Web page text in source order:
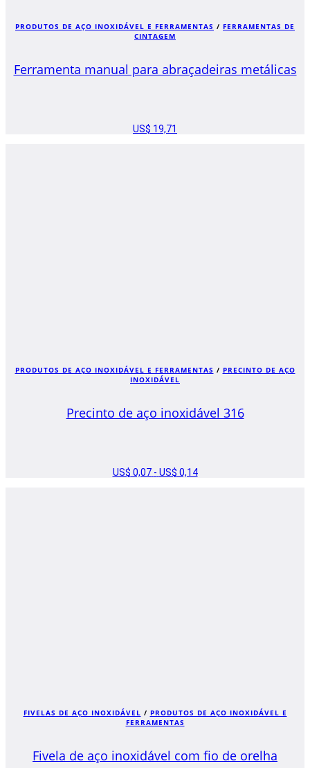
PRODUTOS DE AÇO INOXIDÁVEL E FERRAMENTAS / FERRAMENTAS DE
CINTAGEM
Ferramenta manual para abraçadeiras metálicas
US$ 19,71
PRODUTOS DE AÇO INOXIDÁVEL E FERRAMENTAS / PRECINTO DE AÇO
INOXIDÁVEL
Precinto de aço inoxidável 316
US$ 0,07 - US$ 0,14FAIXA
FIVELAS DE AÇO INOXIDÁVEL / PRODUTOS DE AÇO INOXIDÁVEL E
FERRAMENTAS
Fivela de aço inoxidável com fio de orelha